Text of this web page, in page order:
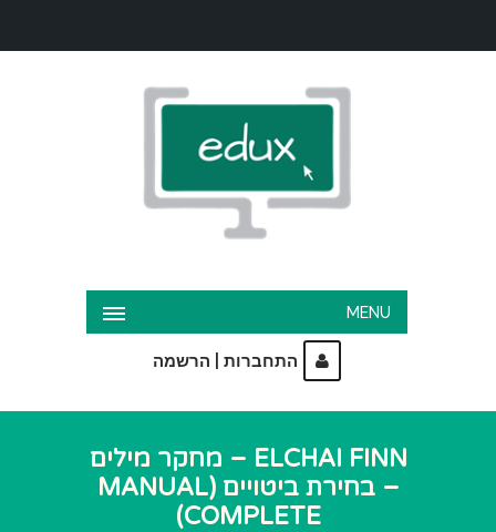
MENU
התחברות הרשמה
ELCHAI FINN – מחקר מילים
– בחירת ביטויים (MANUAL
COMPLETE)